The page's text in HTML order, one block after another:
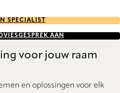
SPECIALIST
AAN
voor jouw raam
en oplossingen voor elk